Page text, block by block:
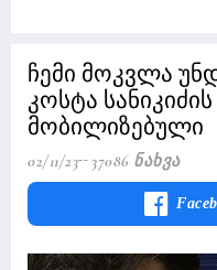
ჩემი მოკვლა
კოსტა
მობილიზებული
02/11/23 37086 Ნახვა